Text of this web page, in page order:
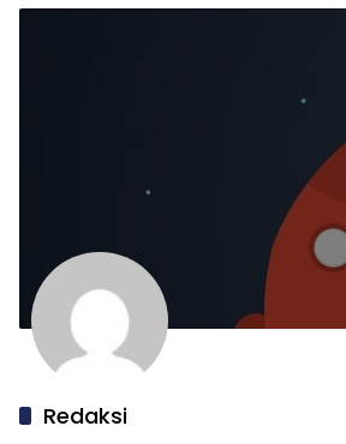
Redaksi